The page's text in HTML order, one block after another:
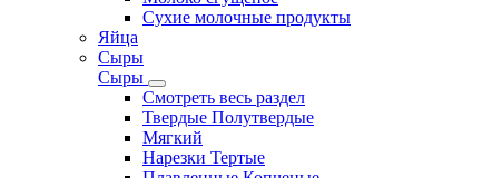
Сухие молочные продукты
Яйца
Сыры
Сыры
Смотреть весь раздел
Твердые Полутвердые
Мягкий
Нарезки Тертые